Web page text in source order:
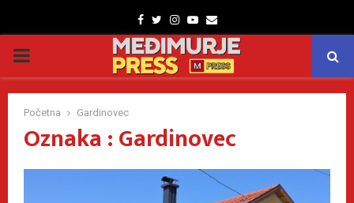
Facebook
TwitterInstagram
Youtube
Email
PRIMARY
MENU
Početna Gardinovec
Oznaka : Gardinovec